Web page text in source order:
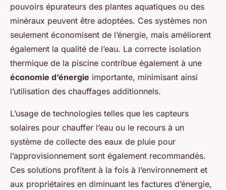
pouvoirs épurateurs des plantes aquatiques ou des
minéraux peuvent être adoptées. Ces systèmes non
seulement économisent de l’énergie, mais améliorent
également la qualité de l’eau. La correcte isolation
thermique de la piscine contribue également à une
économie d’énergie importante, minimisant ainsi
l’utilisation des chauffages additionnels.
L’usage de technologies telles que les capteurs
solaires pour chauffer l’eau ou le recours à un
système de collecte des eaux de pluie pour
l’approvisionnement sont également recommandés.
Ces solutions profitent à la fois à l’environnement et
aux propriétaires en diminuant les factures d’énergie,